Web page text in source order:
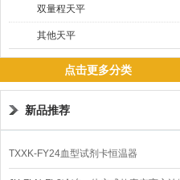
双量程天平
其他天平
点击更多分类
新品推荐
TXXK-FY24血型试剂卡恒温器